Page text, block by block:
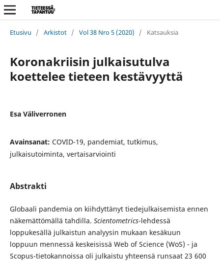
Etusivu / Arkistot / Vol 38 Nro 5 (2020) / Katsauksia
Koronakriisin julkaisutulva
koettelee tieteen kestävyyttä
Esa Väliverronen
Avainsanat: COVID-19, pandemiat, tutkimus,
julkaisutoiminta, vertaisarviointi
Abstrakti
Globaali pandemia on kiihdyttänyt tiedejulkaisemista ennen
näkemättömällä tahdilla. Scientometrics-lehdessä
loppukesällä julkaistun analyysin mukaan kesäkuun
loppuun mennessä keskeisissä Web of Science (WoS) - ja
Scopus-tietokannoissa oli julkaistu yhteensä runsaat 23 600